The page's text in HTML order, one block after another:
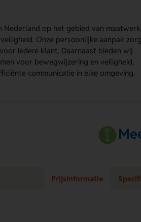
op het gebied van maatwerk
Onze persoonlijke aanpak
iedere klant. Daarnaast bieden wij
voor bewegwijzering en veiligheid,
communicatie in elke omgeving.
Prijsinformatie